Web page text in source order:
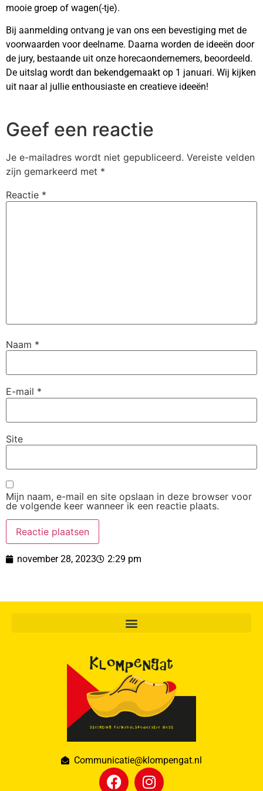
mooie groep of wagen(-tje).
Bij aanmelding ontvang je van ons een bevestiging met de
voorwaarden voor deelname. Daarna worden de ideeën door
de jury, bestaande uit onze horecaondernemers, beoordeeld.
De uitslag wordt dan bekendgemaakt op 1 januari. Wij kijken
uit naar al jullie enthousiaste en creatieve ideeën!
Geef een reactie
Je e-mailadres wordt niet gepubliceerd. Vereiste velden
zijn gemarkeerd met *
Reactie *
Naam *
E-mail *
Site
Mijn naam, e-mail en site opslaan in deze browser voor
de volgende keer wanneer ik een reactie plaats.
november 28, 2023 2:29 pm
Communicatie@klompengat.nl